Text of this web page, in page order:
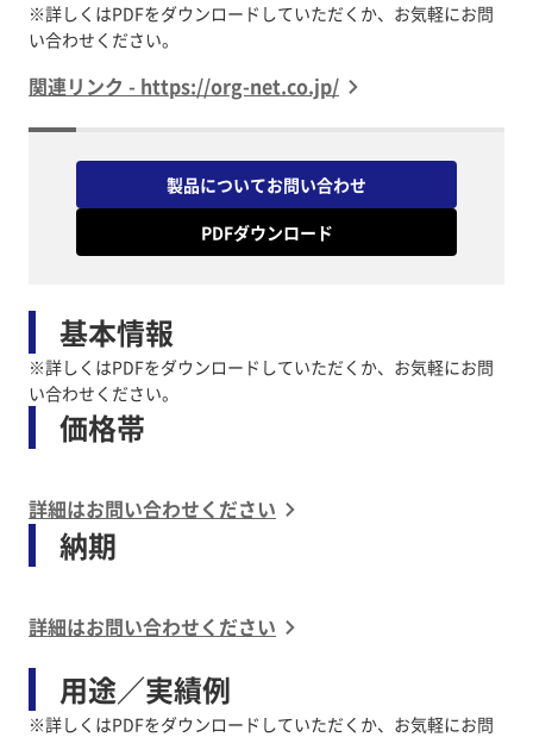
※詳しくはPDFをダウンロードしていただくか、お気軽にお問
い合わせください。
関連リンク - https://org-net.co.jp/
製品についてお問い合わせ
PDFダウンロード
基本情報
※詳しくはPDFをダウンロードしていただくか、お気軽にお問
い合わせください。
価格帯
詳細はお問い合わせください
納期
詳細はお問い合わせください
用途／実績例
※詳しくはPDFをダウンロードしていただくか、お気軽にお問